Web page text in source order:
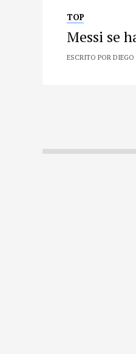
TOP
Messi se
ESCRITO POR DIEGO